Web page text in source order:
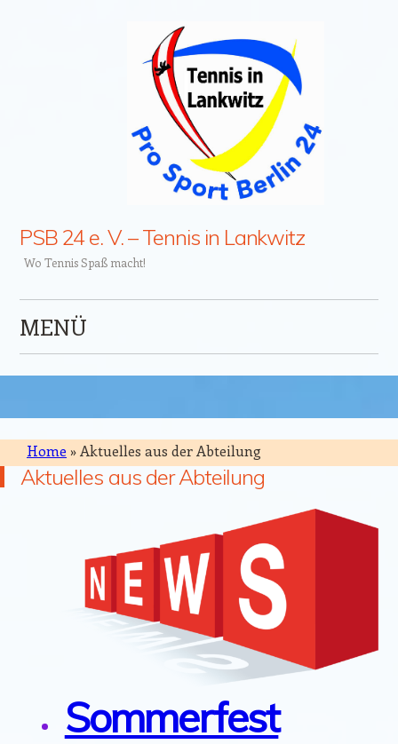
PSB 24 e. V. – Tennis in Lankwitz
Wo Tennis Spaß macht!
MENÜ
Home » Aktuelles aus der Abteilung
Aktuelles aus der Abteilung
Sommerfest